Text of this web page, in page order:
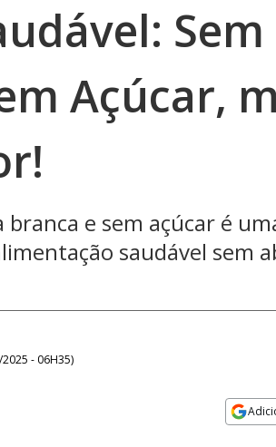
Açúcar,
e sem açúcar é
saudável sem
- 06H35)